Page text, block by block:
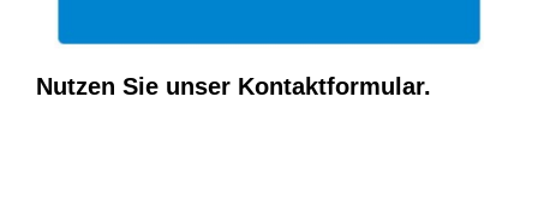
Nutzen Sie unser Kontaktformular.